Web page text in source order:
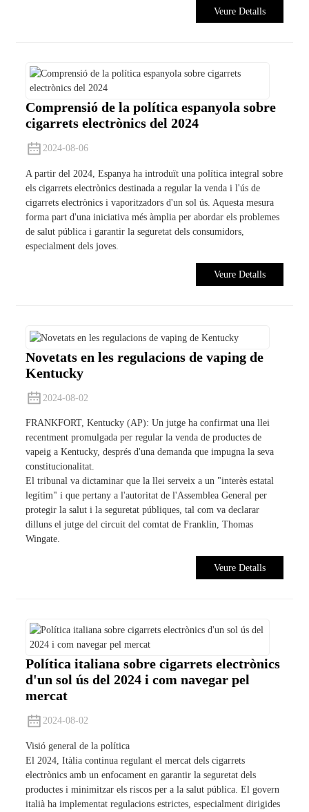
Veure Detalls
Comprensió de la política espanyola sobre
cigarrets electrònics del 2024
2024-08-06
A partir del 2024, Espanya ha introduït una política integral sobre
els cigarrets electrònics destinada a regular la venda i l'ús de
cigarrets electrònics i vaporitzadors d'un sol ús. Aquesta mesura
forma part d'una iniciativa més àmplia per abordar els problemes
de salut pública i garantir la seguretat dels consumidors,
especialment dels joves.
Veure Detalls
Novetats en les regulacions de vaping de
Kentucky
2024-08-02
FRANKFORT, Kentucky (AP): Un jutge ha confirmat una llei
recentment promulgada per regular la venda de productes de
vapeig a Kentucky, després d'una demanda que impugna la seva
constitucionalitat.
El tribunal va dictaminar que la llei serveix a un "interès estatal
legítim" i que pertany a l'autoritat de l'Assemblea General per
protegir la salut i la seguretat públiques, tal com va declarar
dilluns el jutge del circuit del comtat de Franklin, Thomas
Wingate.
Veure Detalls
Política italiana sobre cigarrets electrònics
d'un sol ús del 2024 i com navegar pel
mercat
2024-08-02
Visió general de la política
El 2024, Itàlia continua regulant el mercat dels cigarrets
electrònics amb un enfocament en garantir la seguretat dels
productes i minimitzar els riscos per a la salut pública. El govern
italià ha implementat regulacions estrictes, especialment dirigides